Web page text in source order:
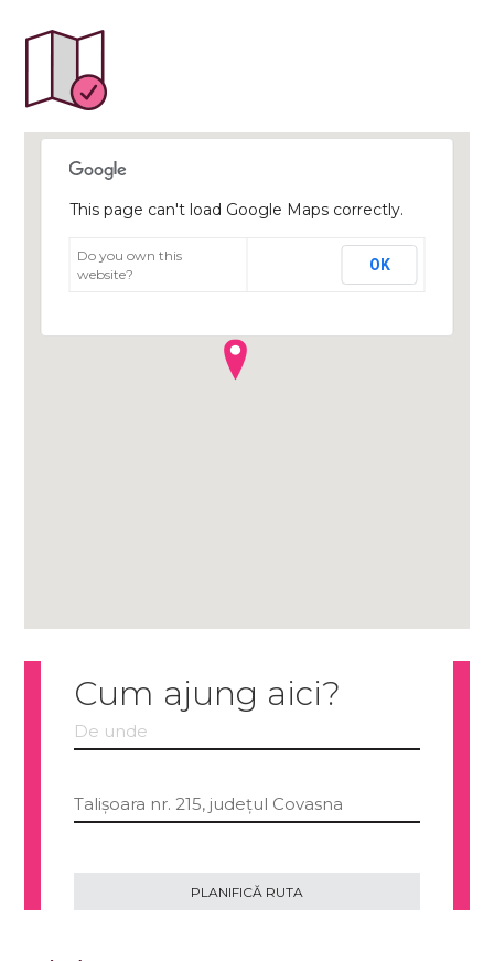
This page can't load Google Maps correctly.
Do you own this
website?
OK
Cum ajung aici?